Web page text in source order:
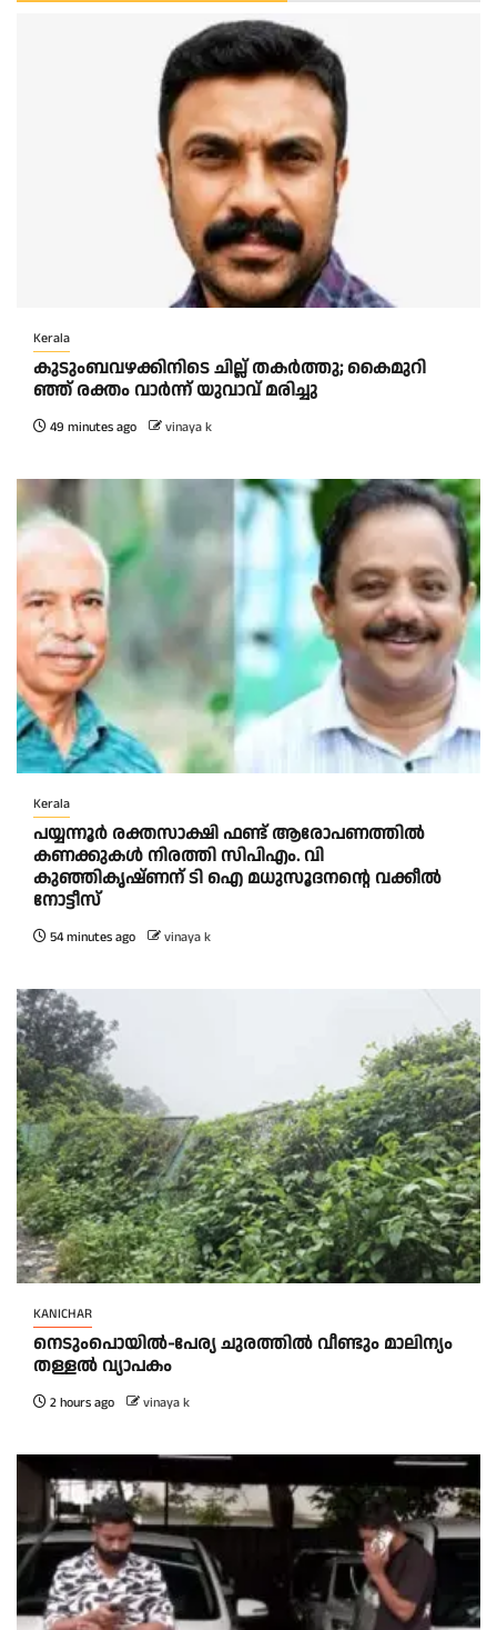
Kerala
കു​ടും​ബ​വ​ഴ​ക്കി​നി​ടെ ചി​ല്ല് ത​ക​ർ​ത്തു; കൈ​മു​റി​
ഞ്ഞ് ര​ക്തം വാ​ർ​ന്ന് യു​വാ​വ് മ​രി​ച്ചു
49 minutes ago vinaya k
Kerala
പയ്യന്നൂർ രക്തസാക്ഷി ഫണ്ട് ആരോപണത്തിൽ
കണക്കുകൾ നിരത്തി സിപിഎം. വി
കുഞ്ഞികൃഷ്ണന് ടി ഐ മധുസൂദനൻ്റെ വക്കീൽ
നോട്ടീസ്
54 minutes ago vinaya k
KANICHAR
നെടുംപൊയിൽ-പേര്യ ചുരത്തിൽ വീണ്ടും മാലിന്യം
തള്ളൽ വ്യാപകം
2 hours ago vinaya k